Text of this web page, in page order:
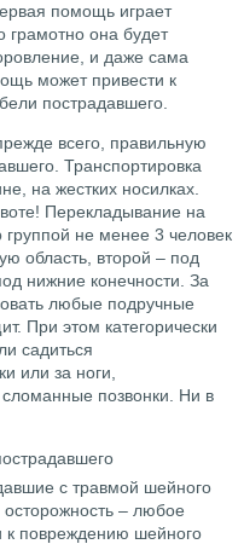
помощь играет
она будет
и даже сама
может привести к
пострадавшего.
всего, правильную
Транспортировка
на жестких носилках.
Перекладывание на
группой не менее 3 человек
область, второй – под
нижние конечности. За
любые подручные
При этом категорически
садиться
или за ноги,
сломанные позвонки. Ни в
с травмой шейного
– любое
к повреждению шейного